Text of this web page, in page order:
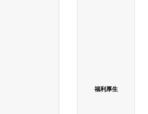
福利厚生